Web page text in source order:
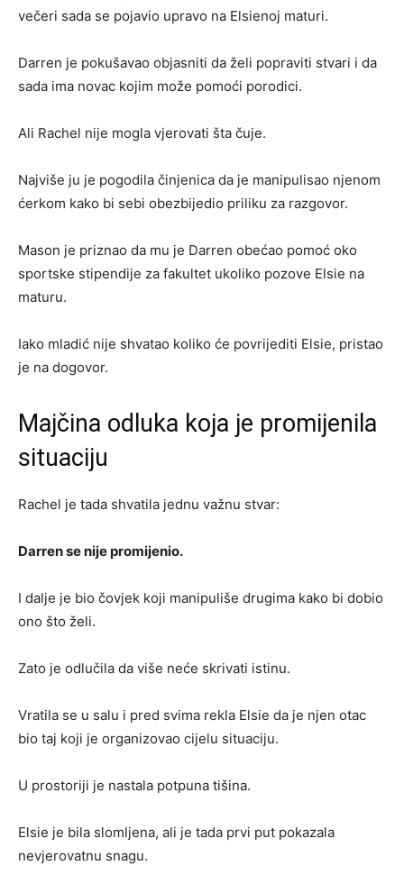
večeri sada se pojavio upravo na Elsienoj maturi.
Darren je pokušavao objasniti da želi popraviti stvari i da
sada ima novac kojim može pomoći porodici.
Ali Rachel nije mogla vjerovati šta čuje.
Najviše ju je pogodila činjenica da je manipulisao njenom
ćerkom kako bi sebi obezbijedio priliku za razgovor.
Mason je priznao da mu je Darren obećao pomoć oko
sportske stipendije za fakultet ukoliko pozove Elsie na
maturu.
Iako mladić nije shvatao koliko će povrijediti Elsie, pristao
je na dogovor.
Majčina odluka koja je promijenila
situaciju
Rachel je tada shvatila jednu važnu stvar:
Darren se nije promijenio.
I dalje je bio čovjek koji manipuliše drugima kako bi dobio
ono što želi.
Zato je odlučila da više neće skrivati istinu.
Vratila se u salu i pred svima rekla Elsie da je njen otac
bio taj koji je organizovao cijelu situaciju.
U prostoriji je nastala potpuna tišina.
Elsie je bila slomljena, ali je tada prvi put pokazala
nevjerovatnu snagu.